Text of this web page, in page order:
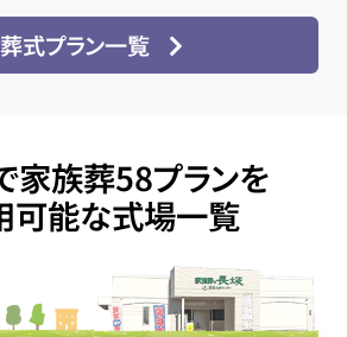
式プラン一覧
家族葬58プランを
可能な式場一覧